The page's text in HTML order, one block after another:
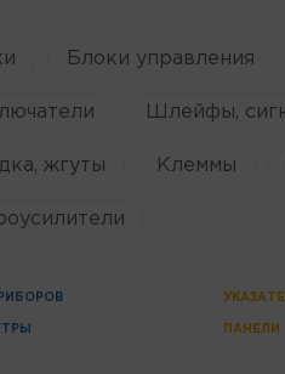
Блоки управления
Шлейфы,
жгуты Клеммы
ПАНЕЛИ